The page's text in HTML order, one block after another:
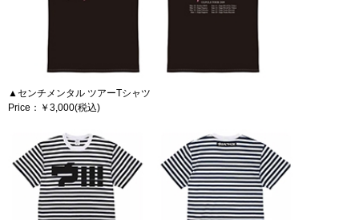
▲センチメンタル ツアーTシャツ
Price：￥3,000(税込)